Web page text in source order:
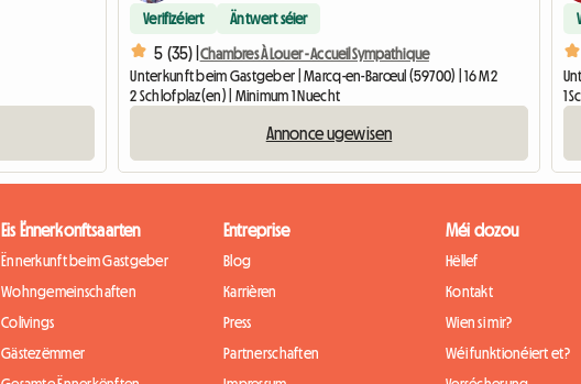
Verifizéiert Äntwert séier
5 (35) | Chambres À Louer - Accueil Sympathique
Unterkunft beim Gastgeber | Marcq-en-Barœul (59700) | 16 M2
2 Schlofplaz(en) | Minimum 1 Nuecht
Annonce ugewisen
1
Eis Ënnerkonftsaarten
Ënnerkunft beim Gastgeber
Wohngemeinschaften
Colivings
Gästezëmmer
Entreprise
Blog
Karrièren
Press
Partnerschaften
Méi dozou
Hëllef
Kontakt
Wien si mir?
Wéi funktionéiert et?